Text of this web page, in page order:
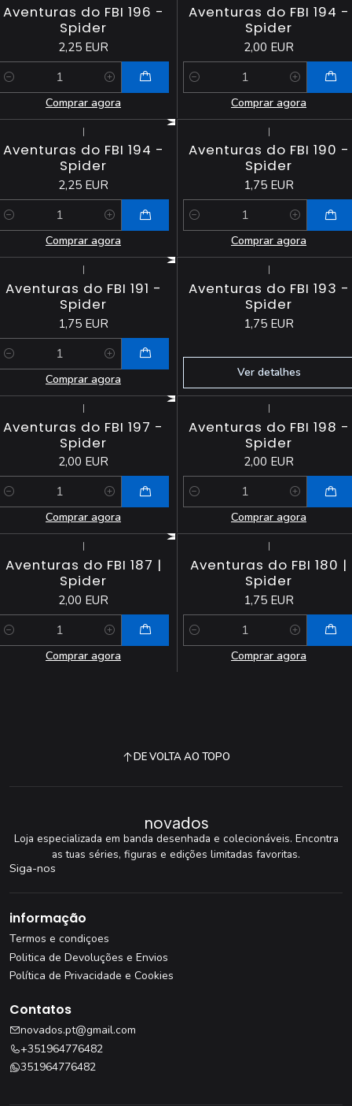
Aventuras do FBI 196 -
Spider
2,25 EUR
Comprar agora
Aventuras do FBI 194 -
Spider
2,00 EUR
Quantidade
Comprar agora
|
Aventuras do FBI 194 -
Spider
2,25 EUR
Comprar agora
|
Aventuras do FBI 190 -
Spider
1,75 EUR
Quantidade
Comprar agora
|
Aventuras do FBI 191 -
Spider
1,75 EUR
Comprar agora
|
Aventuras do FBI 193 -
Spider
1,75 EUR
Ver detalhes
|
Aventuras do FBI 197 -
Spider
2,00 EUR
Comprar agora
|
Aventuras do FBI 198 -
Spider
2,00 EUR
Quantidade
Comprar agora
|
Aventuras do FBI 187 |
Spider
2,00 EUR
Comprar agora
|
Aventuras do FBI 180 |
Spider
1,75 EUR
Quantidade
Comprar agora
DE VOLTA AO TOPO
novados
Loja especializada em banda desenhada e colecionáveis. Encontra
as tuas séries, figuras e edições limitadas favoritas.
Siga-nos
informação
Termos e condiçoes
Politica de Devoluções e Envios
Política de Privacidade e Cookies
Contatos
novados.pt@gmail.com
+351964776482
351964776482